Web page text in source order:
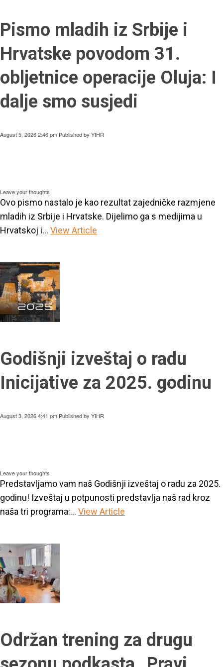
Pismo mladih iz Srbije i
Hrvatske povodom 31.
obljetnice operacije Oluja: I
dalje smo susjedi
August 5, 2026 2:46 pm Published by YIHR
Leave your thoughts
Ovo pismo nastalo je kao rezultat zajedničke razmjene
mladih iz Srbije i Hrvatske. Dijelimo ga s medijima u
Hrvatskoj i... View Article
Godišnji izveštaj o radu
Inicijative za 2025. godinu
August 3, 2026 4:41 pm Published by YIHR
Leave your thoughts
Predstavljamo vam naš Godišnji izveštaj o radu za 2025.
godinu! Izveštaj u potpunosti predstavlja naš rad kroz
naša tri programa:... View Article
Održan trening za drugu